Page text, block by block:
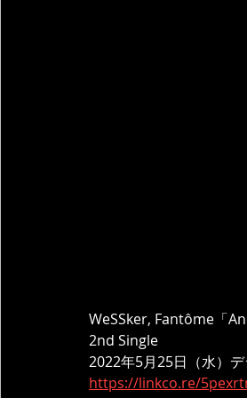
WeSSker, Fantôme「
2nd Single
2022年5月25日（水）
https://linkco.re/